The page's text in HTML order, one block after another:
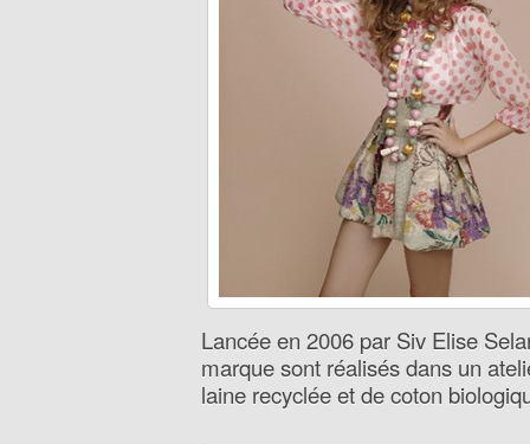
Lancée en 2006 par Siv Elise
marque sont réalisés dans un
laine recyclée et de coton